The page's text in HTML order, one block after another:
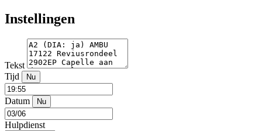
Instellingen
Tekst
Tijd
Nu
Datum Nu
Hulpdienst